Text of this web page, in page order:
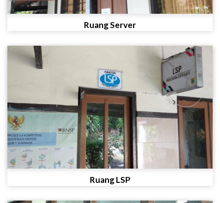
Ruang Server
Ruang LSP